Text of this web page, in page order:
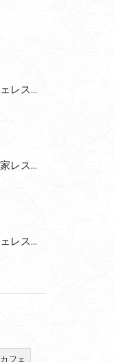
岡山市北区カフェレストランふらっとのおすすめ
岡山市北区隠れ家レストランふらっとの最新情報
岡山市北区カフェレストランふらっとのおすすめピザ
カフェ